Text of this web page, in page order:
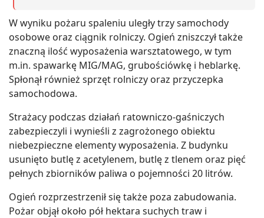
W wyniku pożaru spaleniu uległy trzy samochody
osobowe oraz ciągnik rolniczy. Ogień zniszczył także
znaczną ilość wyposażenia warsztatowego, w tym
m.in. spawarkę MIG/MAG, grubościówkę i heblarkę.
Spłonął również sprzęt rolniczy oraz przyczepka
samochodowa.
Strażacy podczas działań ratowniczo-gaśniczych
zabezpieczyli i wynieśli z zagrożonego obiektu
niebezpieczne elementy wyposażenia. Z budynku
usunięto butlę z acetylenem, butlę z tlenem oraz pięć
pełnych zbiorników paliwa o pojemności 20 litrów.
Ogień rozprzestrzenił się także poza zabudowania.
Pożar objął około pół hektara suchych traw i